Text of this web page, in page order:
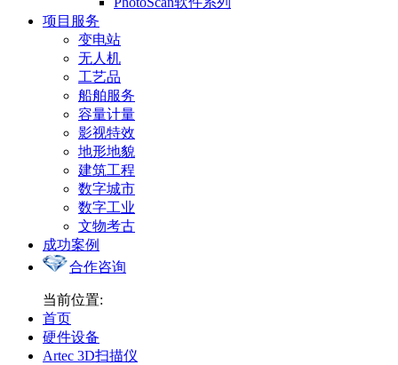
项目服务
变电站
无人机
工艺品
船舶服务
容量计量
影视特效
地形地貌
建筑工程
数字城市
数字工业
文物考古
成功案例
合作咨询
当前位置:
首页
硬件设备
Artec 3D扫描仪